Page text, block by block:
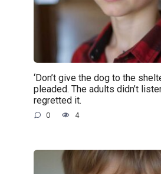
‘Don’t give the dog to the
pleaded. The adults didn’t
regretted it.
0 4